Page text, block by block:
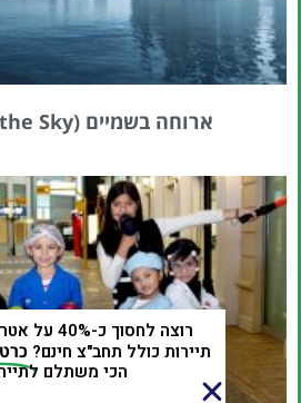
ארוחה בשמיים (Dinner in the Sky)
רוצה לחסוך
תיירות כולל תחב"צ חינם?
הכי משתלם